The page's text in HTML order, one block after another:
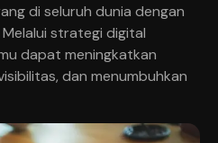
di seluruh dunia dengan
strategi digital
dapat meningkatkan
dan menumbuhkan